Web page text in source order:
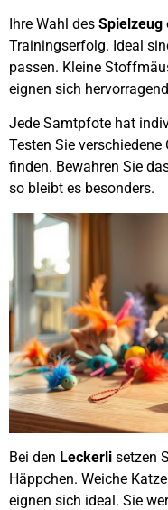
Ihre Wahl des Spielzeug
Trainingserfolg. Ideal
passen. Kleine
eignen sich
Jede Samtpfote hat
Testen Sie
finden. Bewahren Sie
so bleibt es besonders.
Bei den Leckerli setzen
Häppchen. Weiche
eignen sich ideal. Sie